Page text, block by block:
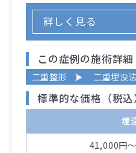
詳しく見る
この症例の施術詳細
二重整形 二重埋没
標準的な価格（税込
埋
41,000円